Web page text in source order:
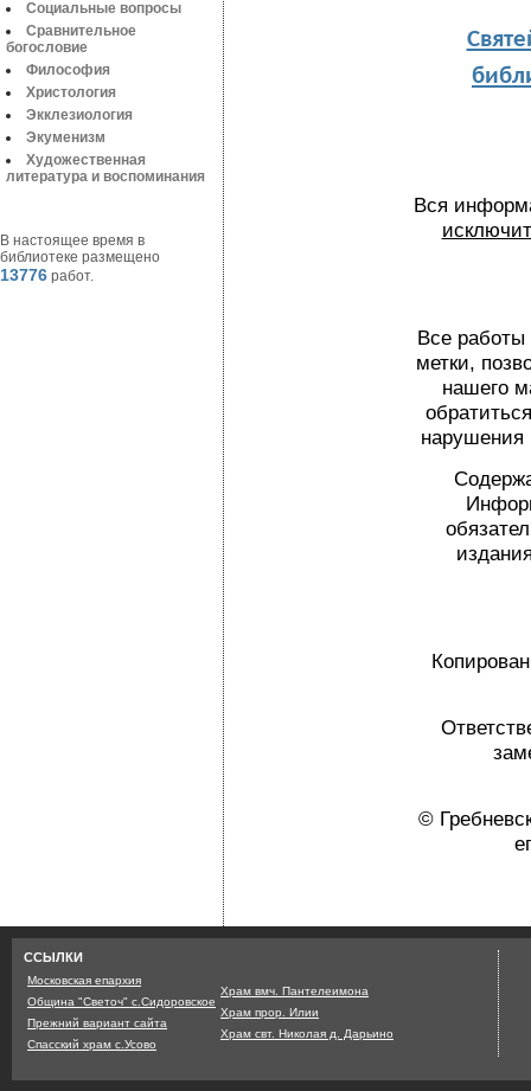
Социальные вопросы
Сравнительное
богословие
Философия
Христология
Экклезиология
Экуменизм
Художественная
литература и воспоминания
В настоящее время в
библиотеке размещено
13776 работ.
Вся
Все
метки,
нашего
нарушения
©
ССЫЛКИ
Московская епархия
Община "Светоч" с.Сидоровское
Прежний вариант сайта
Спасский храм с.Усово
Храм вмч. Пантелеимона
Храм прор. Илии
Храм свт. Николая д. Дарьино